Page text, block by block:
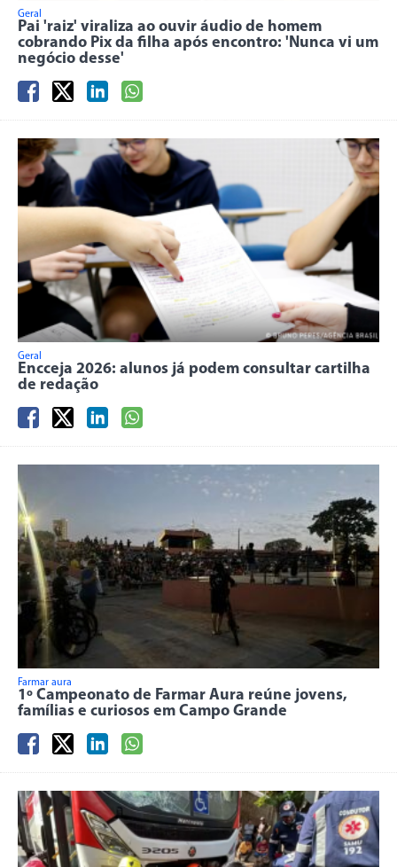
Geral
Pai 'raiz' viraliza ao ouvir áudio de homem
cobrando Pix da filha após encontro: 'Nunca vi um
negócio desse'
Geral
Encceja 2026: alunos já podem consultar cartilha
de redação
Farmar aura
1º Campeonato de Farmar Aura reúne jovens,
famílias e curiosos em Campo Grande